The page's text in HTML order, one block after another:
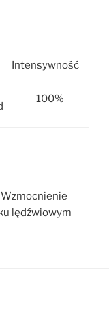
Intensywność
100%
lędźwiowym